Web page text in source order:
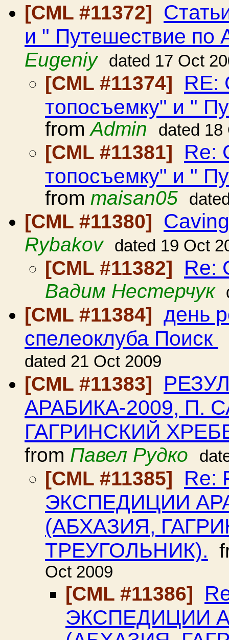
[CML #11372]
и " Путешествие по
Eugeniy dated 17 Oct
[CML #11374] RE:
топосъемку" и "
fromAdmin dated 18
[CML #11381] Re:
топосъемку" и "
from maisan05
[CML #11380]
Rybakov dated 19 Oct
[CML #11382] Re:
Вадим Нестерчук
[CML #11384] день
спелеоклуба Поиск
dated 21 Oct 2009
[CML #11383]
АРАБИКА-2009, П.
ГАГРИНСКИЙ
from Павел Рудко
[CML #11385]
Re:
ЭКСПЕДИЦИИ
(АБХАЗИЯ,
ТРЕУГОЛЬНИК).
Oct 2009
[CML #11386]
ЭКСПЕДИЦИИ